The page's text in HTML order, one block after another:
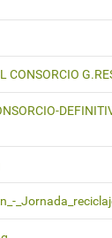
CONSORCIO